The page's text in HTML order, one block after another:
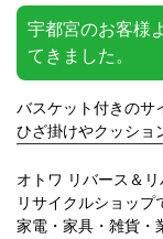
宇都宮のお客様
てきました。
バスケット付きのサ
ひざ掛けやクッショ
オトワ リバース＆
リサイクルショップ
家電・家具・雑貨・